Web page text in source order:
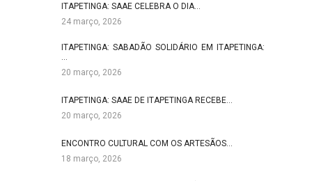
ITAPETINGA: SAAE CELEBRA O DIA…
24 março, 2026
ITAPETINGA: SABADÃO SOLIDÁRIO EM ITAPETINGA:
…
20 março, 2026
ITAPETINGA: SAAE DE ITAPETINGA RECEBE…
20 março, 2026
ENCONTRO CULTURAL COM OS ARTESÃOS…
18 março, 2026